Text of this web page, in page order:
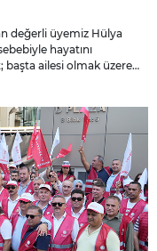
değerli üyemiz Hülya
hayatını
başta ailesi olmak üzere